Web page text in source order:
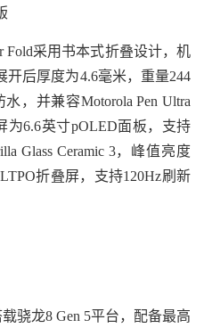
采用书本式折叠设计，机
开后厚度为4.6毫米，重量244
，并兼容Motorola Pen Ultra
为6.6英寸pOLED面板，支持
Glass Ceramic 3，峰值亮度
折叠屏，支持120Hz刷新
龙8 Gen 5平台，配备最高